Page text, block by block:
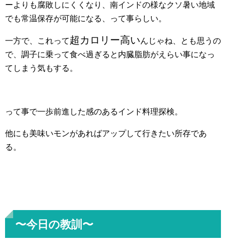
ーよりも腐敗しにくくなり、南インドの様なクソ暑い地域
でも常温保存が可能になる、って事らしい。
一方で、これって超カロリー高いんじゃね、とも思うの
で、調子に乗って食べ過ぎると内臓脂肪がえらい事になっ
てしまう気もする。
って事で一歩前進した感のあるインド料理探検。
他にも美味いモンがあればアップして行きたい所存であ
る。
〜今日の教訓〜